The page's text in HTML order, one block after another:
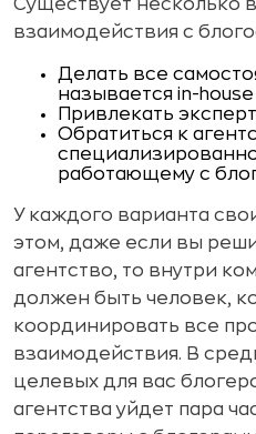
Существует несколько
взаимодействия с
Делать все
называется in-house
Привлекать
Обратиться к
работающему с
У каждого варианта
этом, даже если вы
агентство, то внутри
должен быть человек,
координировать все
взаимодействия. В
целевых для вас
агентства уйдет пара